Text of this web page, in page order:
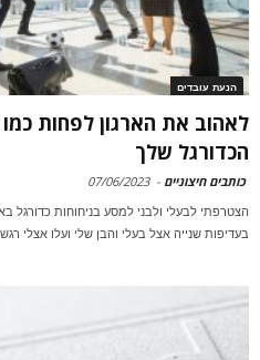
הנעת עובדים
לאהוב את הארגון לפחות
הכדורגל שלך
כותבים חיצוניים -
07/06/2023
הצטרפתי לבעלי ולבני למסע בניחוחות כדורגל
בעדיפות שנייה אצל בעלי והבן שלי ועלו אצלי